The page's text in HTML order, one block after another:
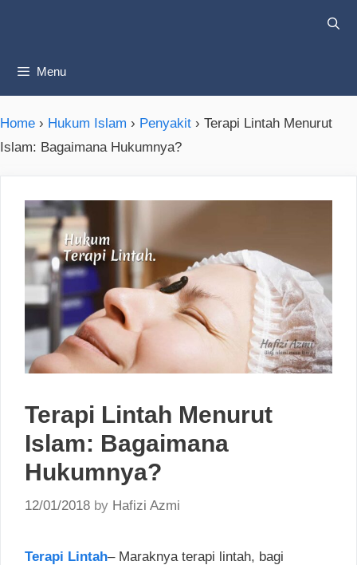
Menu
Home › Hukum Islam › Penyakit › Terapi Lintah Menurut
Islam: Bagaimana Hukumnya?
Terapi Lintah Menurut
Islam: Bagaimana
Hukumnya?
12/01/2018 by Hafizi Azmi
Terapi Lintah– Maraknya terapi lintah, bagi